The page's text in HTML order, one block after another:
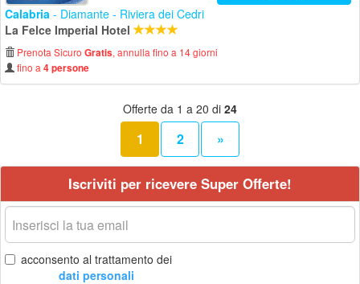
Calabria - Diamante - Riviera dei Cedri
La Felce Imperial Hotel
Prenota Sicuro Gratis, annulla fino a 14 giorni
fino a 4 persone
Offerte da 1 a 20 di 24
1 2 »
Iscriviti per ricevere Super Offerte!
La
tua
email
acconsento al trattamento dei
dati personali